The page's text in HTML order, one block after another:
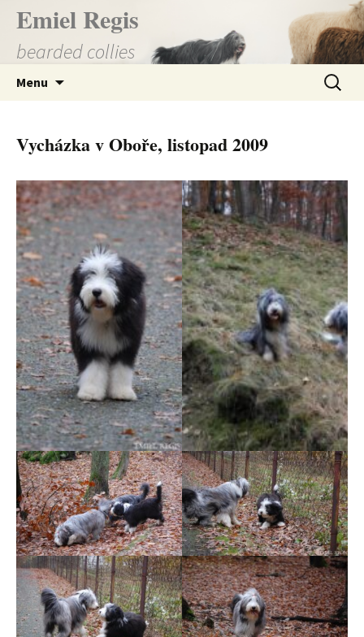
Přejít
obsahu
Emiel Regis
bearded collies
Menu
Vycházka v Oboře, listopad 2009